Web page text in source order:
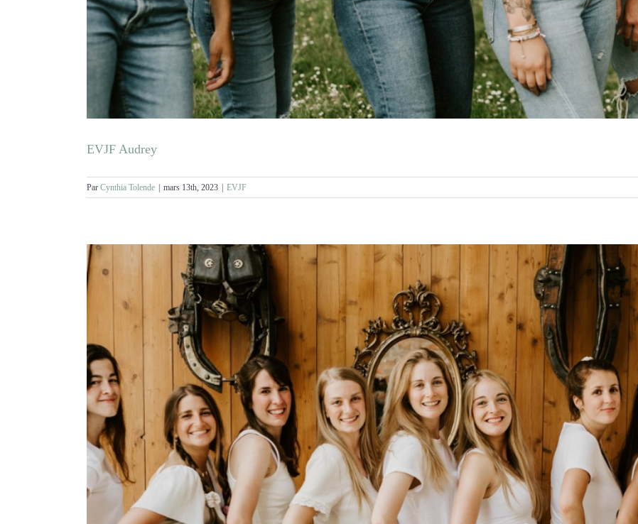
EVJF Audrey
Par Cynthia Tolende mars 13th, 2023 EVJF